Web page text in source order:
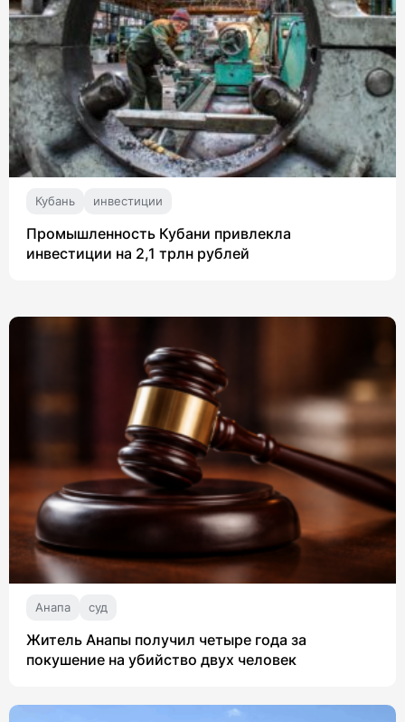
Кубань инвестиции
Промышленность Кубани привлекла
инвестиции на 2,1 трлн рублей
Анапа суд
Житель Анапы получил четыре года за
покушение на убийство двух человек